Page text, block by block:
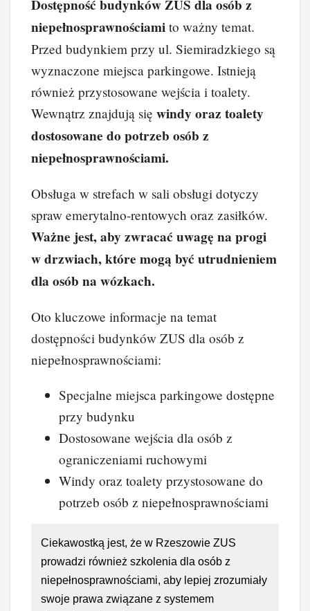
Dostępność budynków ZUS dla osób z
niepełnosprawnościami to ważny temat.
Przed budynkiem przy ul. Siemiradzkiego są
wyznaczone miejsca parkingowe. Istnieją
również przystosowane wejścia i toalety.
Wewnątrz znajdują się windy oraz toalety
dostosowane do potrzeb osób z
niepełnosprawnościami.
Obsługa w strefach w sali obsługi dotyczy
spraw emerytalno-rentowych oraz zasiłków.
Ważne jest, aby zwracać uwagę na progi
w drzwiach, które mogą być utrudnieniem
dla osób na wózkach.
Oto kluczowe informacje na temat
dostępności budynków ZUS dla osób z
niepełnosprawnościami:
Specjalne miejsca parkingowe dostępne
przy budynku
Dostosowane wejścia dla osób z
ograniczeniami ruchowymi
Windy oraz toalety przystosowane do
potrzeb osób z niepełnosprawnościami
Ciekawostką jest, że w Rzeszowie ZUS
prowadzi również szkolenia dla osób z
niepełnosprawnościami, aby lepiej zrozumiały
swoje prawa związane z systemem